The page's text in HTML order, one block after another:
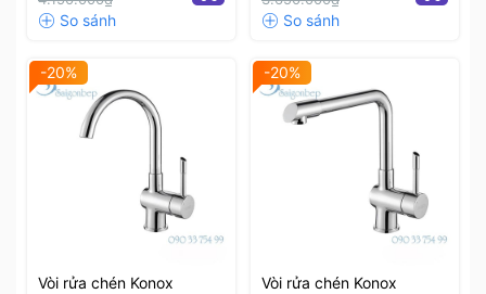
-20%
Vòi rửa chén Konox
-20%
Vòi rửa chén Konox